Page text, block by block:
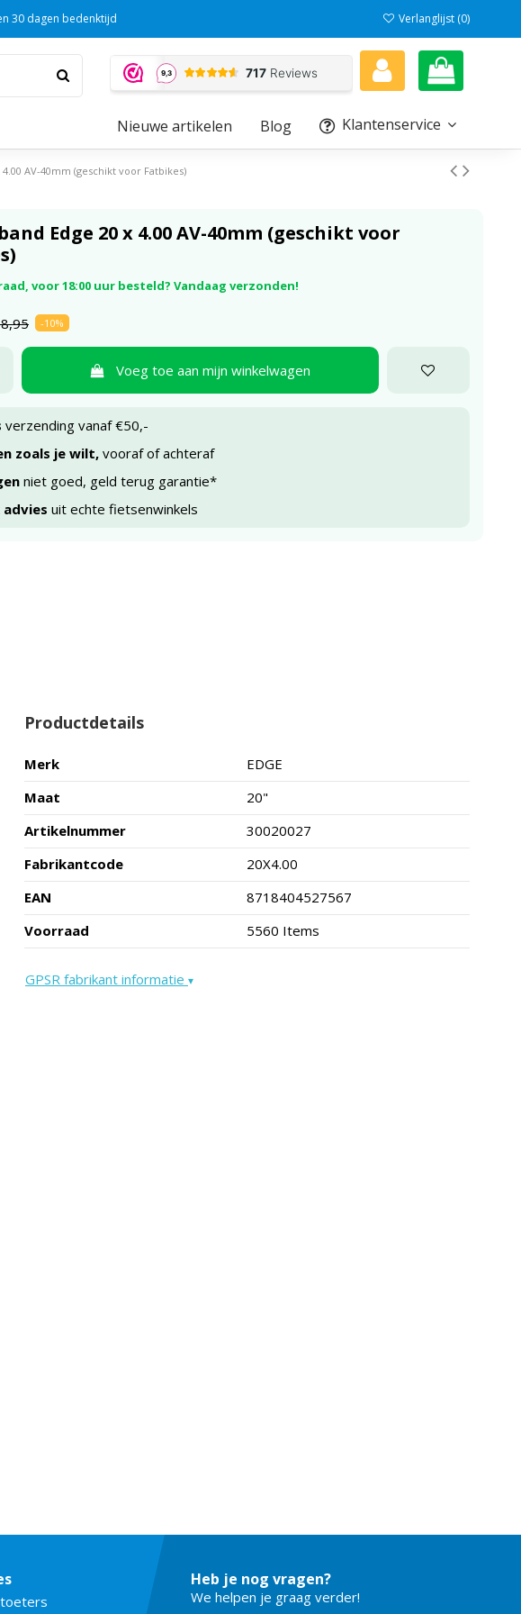
30 dagen bedenktijd Verlanglijst (0)
Klantenservice
Blog
Nieuwe artikelen
AV-40mm (geschikt voor Fatbikes)
Edge 20 x 4.00 AV-40mm (geschikt voor
voor 18:00 uur besteld? Vandaag verzonden!
-10%
Voeg toe aan mijn winkelwagen
verzending vanaf €50,-
zoals je wilt,vooraf of achteraf
niet goed, geld terug garantie*
advies uit echte fietsenwinkels
Productdetails
Merk
EDGE
Maat
20"
Artikelnummer
30020027
Fabrikantcode
20X4.00
EAN
8718404527567
Voorraad
5560 Items
GPSR fabrikant informatie ▾
Heb je nog vragen?
We helpen je graag verder!